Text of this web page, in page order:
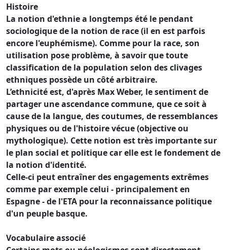
Histoire
La notion d'ethnie a longtemps été le pendant
sociologique de la notion de race (il en est parfois
encore l'euphémisme). Comme pour la race, son
utilisation pose problème, à savoir que toute
classification de la population selon des clivages
ethniques possède un côté arbitraire.
L’ethnicité est, d'après Max Weber, le sentiment de
partager une ascendance commune, que ce soit à
cause de la langue, des coutumes, de ressemblances
physiques ou de l'histoire vécue (objective ou
mythologique). Cette notion est très importante sur
le plan social et politique car elle est le fondement de
la notion d'identité.
Celle-ci peut entraîner des engagements extrêmes
comme par exemple celui - principalement en
Espagne - de l'ETA pour la reconnaissance politique
d'un peuple basque.
Vocabulaire associé